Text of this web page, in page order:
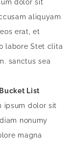
dolor sit
aliquyam
erat, et
labore Stet clita
sanctus sea
List
ipsum dolor sit
nonumy
magna